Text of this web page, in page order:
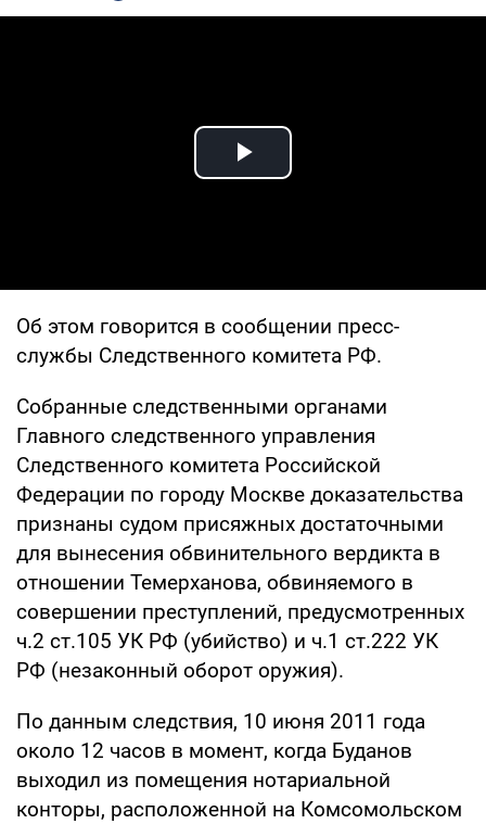
Play Video
Об этом говорится в сообщении пресс-
службы Следственного комитета РФ.
Собранные следственными органами
Главного следственного управления
Следственного комитета Российской
Федерации по городу Москве доказательства
признаны судом присяжных достаточными
для вынесения обвинительного вердикта в
отношении Темерханова, обвиняемого в
совершении преступлений, предусмотренных
ч.2 ст.105 УК РФ (убийство) и ч.1 ст.222 УК
РФ (незаконный оборот оружия).
По данным следствия, 10 июня 2011 года
около 12 часов в момент, когда Буданов
выходил из помещения нотариальной
конторы, расположенной на Комсомольском